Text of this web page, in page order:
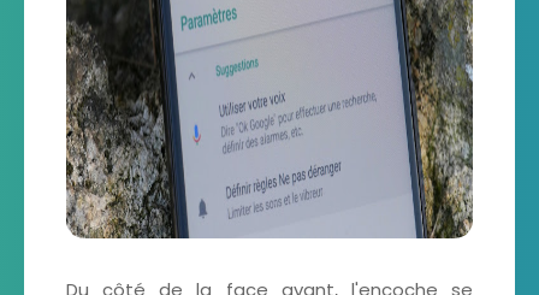
Du côté de la face avant, l'encoche se